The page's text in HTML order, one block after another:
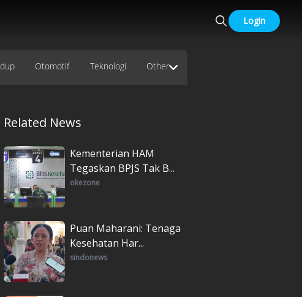
Login
Otomotif Teknologi Other
Related News
Kementerian HAM
Tegaskan BPJS Tak B...
okezone
Puan Maharani: Tenaga
Kesehatan Har...
sindonews